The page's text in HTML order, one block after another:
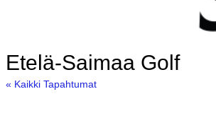
Etelä-Saimaa Golf
« Kaikki Tapahtumat